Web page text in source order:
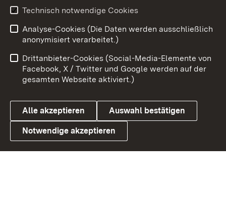
Youtube
Link zum Landesportal
Benutzungshinweise
Barrierefreiheit
Datenschutz
Cookies
Technisch notwendige Cookies
Analyse-Cookies (Die Daten werden ausschließlich
anonymisiert verarbeitet.)
Drittanbieter-Cookies (Social-Media-Elemente von
Facebook, X / Twitter und Google werden auf der
gesamten Webseite aktiviert.)
Alle akzeptieren Auswahl bestätigen
Notwendige akzeptieren